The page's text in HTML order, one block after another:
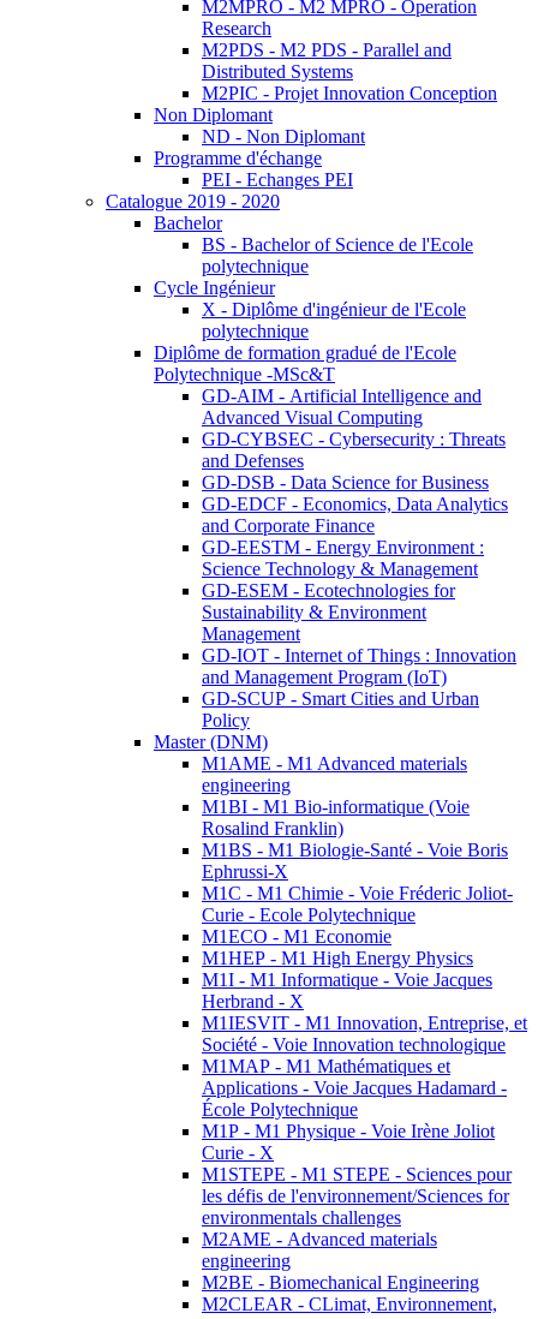
M2MPRO - M2 MPRO - Operation
Research
M2PDS - M2 PDS - Parallel and
Distributed Systems
M2PIC - Projet Innovation Conception
Non Diplomant
ND - Non Diplomant
Programme d'échange
PEI - Echanges PEI
Catalogue 2019 - 2020
Bachelor
BS - Bachelor of Science de l'Ecole
polytechnique
Cycle Ingénieur
X - Diplôme d'ingénieur de l'Ecole
polytechnique
Diplôme de formation gradué de l'Ecole
Polytechnique -MSc&T
GD-AIM - Artificial Intelligence and
Advanced Visual Computing
GD-CYBSEC - Cybersecurity : Threats
and Defenses
GD-DSB - Data Science for Business
GD-EDCF - Economics, Data Analytics
and Corporate Finance
GD-EESTM - Energy Environment :
Science Technology & Management
GD-ESEM - Ecotechnologies for
Sustainability & Environment
Management
GD-IOT - Internet of Things : Innovation
and Management Program (IoT)
GD-SCUP - Smart Cities and Urban
Policy
Master (DNM)
M1AME - M1 Advanced materials
engineering
M1BI - M1 Bio-informatique (Voie
Rosalind Franklin)
M1BS - M1 Biologie-Santé - Voie Boris
Ephrussi-X
M1C - M1 Chimie - Voie Fréderic Joliot-
Curie - Ecole Polytechnique
M1ECO - M1 Economie
M1HEP - M1 High Energy Physics
M1I - M1 Informatique - Voie Jacques
Herbrand - X
M1IESVIT - M1 Innovation, Entreprise, et
Société - Voie Innovation technologique
M1MAP - M1 Mathématiques et
Applications - Voie Jacques Hadamard -
École Polytechnique
M1P - M1 Physique - Voie Irène Joliot
Curie - X
M1STEPE - M1 STEPE - Sciences pour
les défis de l'environnement/Sciences for
environmentals challenges
M2AME - Advanced materials
engineering
M2BE - Biomechanical Engineering
M2CLEAR - CLimat, Environnement,